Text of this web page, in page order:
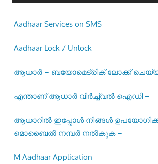
Aadhaar Services on SMS
Aadhaar Lock / Unlock
ആധാർ – ബയോമെട്രിക് ലോക്ക്
എന്താണ് ആധാർ വിർച്ച്വൽ ഐഡി –
ആധാറിൽ ഇപ്പോൾ നിങ്ങൾ
മൊബൈൽ നമ്പർ നൽകുക –
M Aadhaar Application